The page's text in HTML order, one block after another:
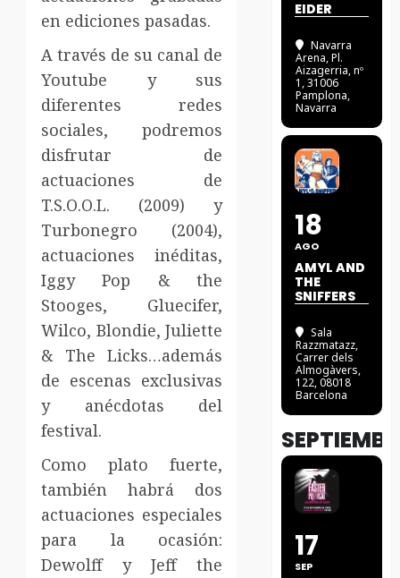
en ediciones pasadas.
A través de su canal de
Youtube y sus
diferentes redes
sociales, podremos
disfrutar de
actuaciones de
T.S.O.O.L. (2009) y
Turbonegro (2004),
actuaciones inéditas,
Iggy Pop & the
Stooges, Gluecifer,
Wilco, Blondie, Juliette
& The Licks…además
de escenas exclusivas
y anécdotas del
festival.
Como plato fuerte,
también habrá dos
actuaciones especiales
para la ocasión:
Dewolff y Jeff the
EIDER
Navarra
Arena, Pl.
Aizagerria, nº
1, 31006
Pamplona,
Navarra
18
AGO
AMYL AND
THE
SNIFFERS
Sala
Razzmatazz,
Carrer dels
Almogàvers,
122, 08018
Barcelona
17
SEP